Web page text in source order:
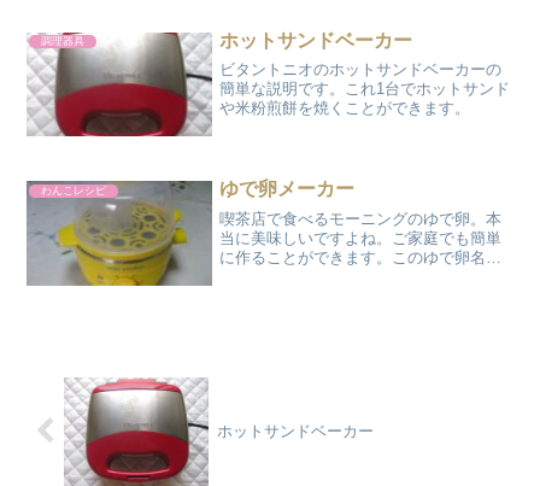
調理器具 ホットサンドベーカー
ビタントニオのホットサンドベーカーの
簡単な説明です。これ1台でホットサンド
や米粉煎餅を焼くことができます。
わんこレシピ ゆで卵メーカー
喫茶店で食べるモーニングのゆで卵。本
当に美味しいですよね。ご家庭でも簡単
に作ることができます。このゆで卵名人
ホットサンドベーカー